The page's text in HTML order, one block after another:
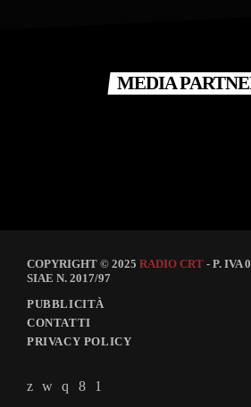
MEDIA
COPYRIGHT © 2025 RADIO CRT - P. IVA
SIAE N. 2017/97
PUBBLICITÀ
CONTATTI
PRIVACY POLICY